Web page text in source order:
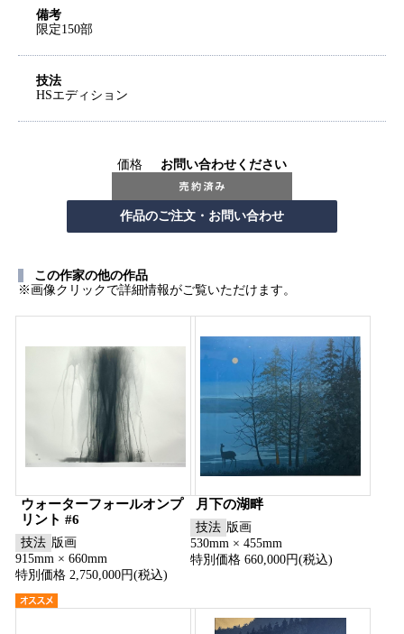
備考
限定150部
技法
HSエディション
価格 お問い合わせください
この作家の他の作品
※画像クリックで詳細情報がご覧いただけます。
ウォーターフォールオンプ
リント #6
技法 版画
915mm × 660mm
特別価格 2,750,000円(税込)
月下の湖畔
技法 版画
530mm × 455mm
特別価格 660,000円(税込)